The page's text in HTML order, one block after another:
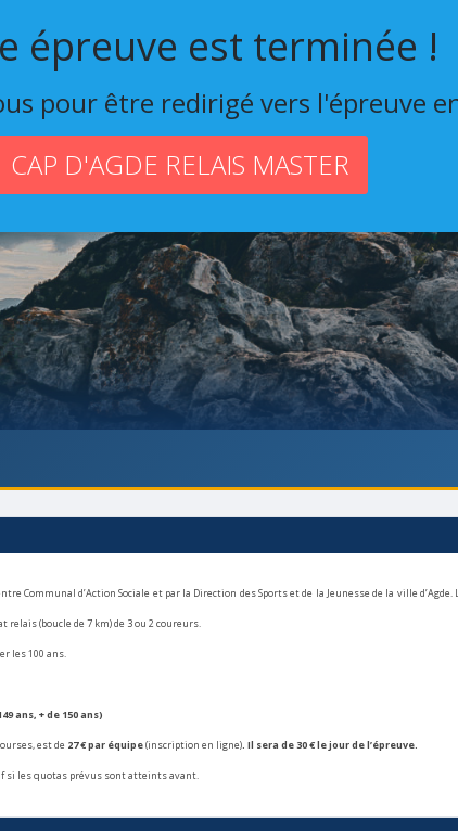
épreuve est terminée !
pour être redirigé vers l'épreuve
CAP D'AGDE RELAIS MASTER
Communal d’Action Sociale et par la Direction des Sports et de la Jeunesse de la ville d’Agde.
(boucle de 7 km) de 3 ou 2 coureurs.
les 100 ans.
ans, + de 150 ans)
est de 27 € par équipe(inscription en ligne). Il sera de 30 € le jour de l’épreuve.
si les quotas prévus sont atteints avant.